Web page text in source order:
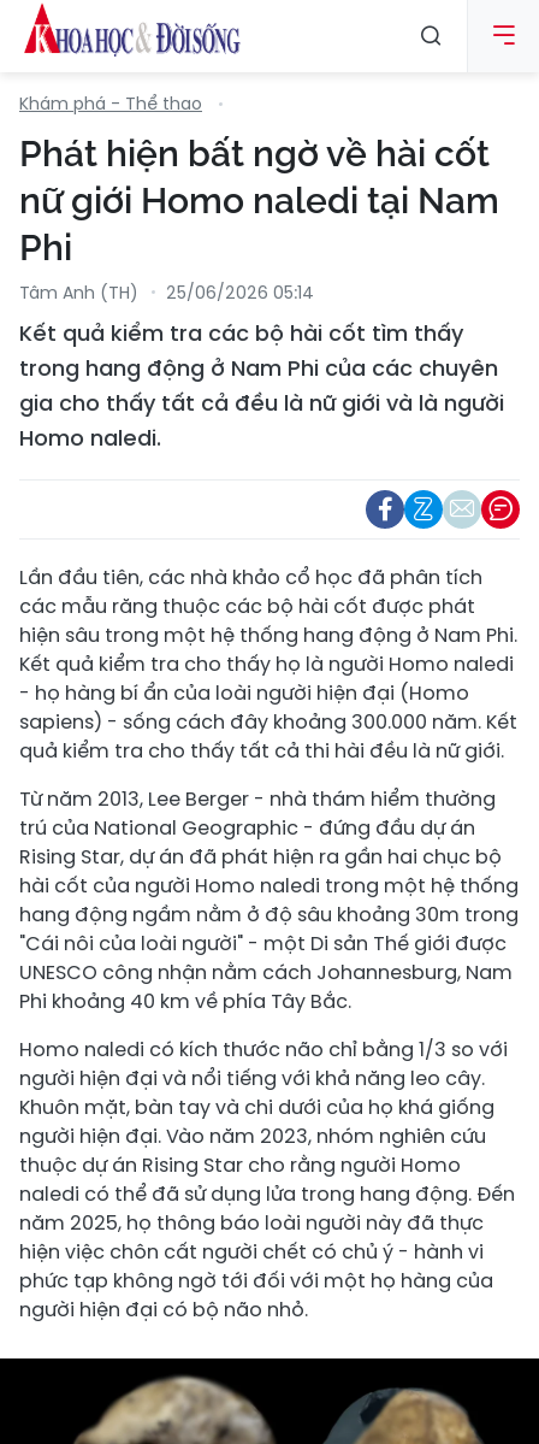
Khám phá - Thể thao
Phát hiện bất ngờ về hài cốt
nữ giới Homo naledi tại Nam
Phi
Tâm Anh (TH) 25/06/2026 05:14
Kết quả kiểm tra các bộ hài cốt tìm thấy
trong hang động ở Nam Phi của các chuyên
gia cho thấy tất cả đều là nữ giới và là người
Homo naledi.
Lần đầu tiên, các nhà khảo cổ học đã phân tích
các mẫu răng thuộc các bộ hài cốt được phát
hiện sâu trong một hệ thống hang động ở Nam Phi.
Kết quả kiểm tra cho thấy họ là người Homo naledi
- họ hàng bí ẩn của loài người hiện đại (Homo
sapiens) - sống cách đây khoảng 300.000 năm. Kết
quả kiểm tra cho thấy tất cả thi hài đều là nữ giới.
Từ năm 2013, Lee Berger - nhà thám hiểm thường
trú của National Geographic - đứng đầu dự án
Rising Star, dự án đã phát hiện ra gần hai chục bộ
hài cốt của người Homo naledi trong một hệ thống
hang động ngầm nằm ở độ sâu khoảng 30m trong
"Cái nôi của loài người" - một Di sản Thế giới được
UNESCO công nhận nằm cách Johannesburg, Nam
Phi khoảng 40 km về phía Tây Bắc.
Homo naledi có kích thước não chỉ bằng 1/3 so với
người hiện đại và nổi tiếng với khả năng leo cây.
Khuôn mặt, bàn tay và chi dưới của họ khá giống
người hiện đại. Vào năm 2023, nhóm nghiên cứu
thuộc dự án Rising Star cho rằng người Homo
naledi có thể đã sử dụng lửa trong hang động. Đến
năm 2025, họ thông báo loài người này đã thực
hiện việc chôn cất người chết có chủ ý - hành vi
phức tạp không ngờ tới đối với một họ hàng của
người hiện đại có bộ não nhỏ.